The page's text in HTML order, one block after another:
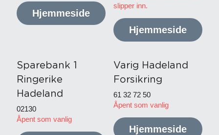
Hjemmeside
slipper inn.
Hjemmeside
Sparebank 1
Ringerike
Hadeland
02130
Åpent som vanlig
Varig Hadeland
Forsikring
61 32 72 50
Åpent som vanlig
Hjemmeside